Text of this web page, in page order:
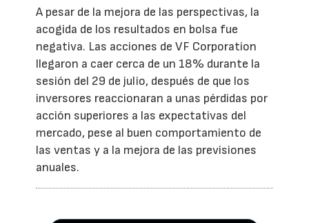
A pesar de la mejora de las perspectivas, la
acogida de los resultados en bolsa fue
negativa. Las acciones de VF Corporation
llegaron a caer cerca de un 18% durante la
sesión del 29 de julio, después de que los
inversores reaccionaran a unas pérdidas por
acción superiores a las expectativas del
mercado, pese al buen comportamiento de
las ventas y a la mejora de las previsiones
anuales.